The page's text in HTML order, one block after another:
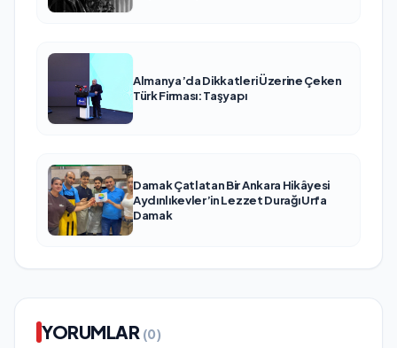
Almanya’da Dikkatleri Üzerine Çeken
Türk Firması: Taşyapı
Damak Çatlatan Bir Ankara Hikâyesi
Aydınlıkevler’in Lezzet Durağı Urfa
Damak
YORUMLAR (0)